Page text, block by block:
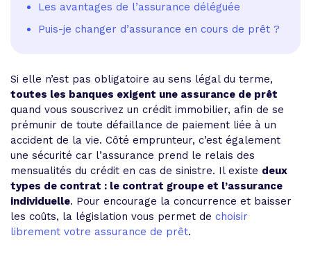
Les avantages de l’assurance déléguée
Puis-je changer d’assurance en cours de prêt ?
Si elle n’est pas obligatoire au sens légal du terme,
toutes les banques exigent une assurance de prêt
quand vous souscrivez un crédit immobilier, afin de se
prémunir de toute défaillance de paiement liée à un
accident de la vie. Côté emprunteur, c’est également
une sécurité car l’assurance prend le relais des
mensualités du crédit en cas de sinistre. Il existe deux
types de contrat : le contrat groupe et l’assurance
individuelle. Pour encourage la concurrence et baisser
les coûts, la législation vous permet de choisir
librement votre assurance de prêt.